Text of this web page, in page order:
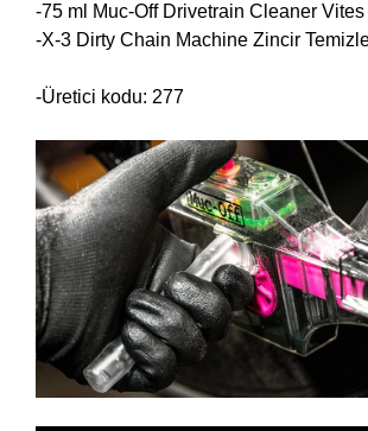
-75 ml Muc-Off Drivetrain Cleaner
-X-3 Dirty Chain Machine Zincir
-Üretici kodu: 277